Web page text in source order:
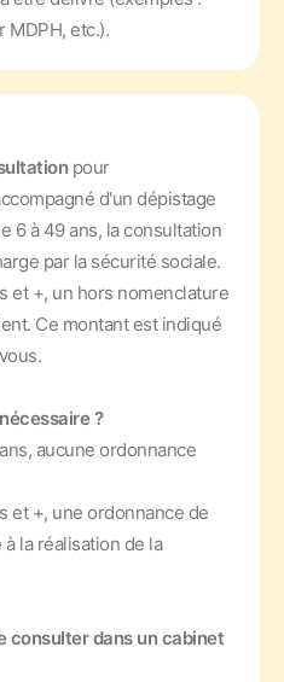
MDPH, etc.).
pour
d'un dépistage
6 à 49 ans, la consultation
par la sécurité sociale.
et +, un hors nomenclature
Ce montant est indiqué
?
aucune ordonnance
et +, une ordonnance de
la réalisation de la
consulter dans un cabinet